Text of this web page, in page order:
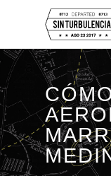
main
content